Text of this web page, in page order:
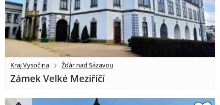
Kraj Vysočina Žďár nad Sázavou
Zámek Velké Meziříčí